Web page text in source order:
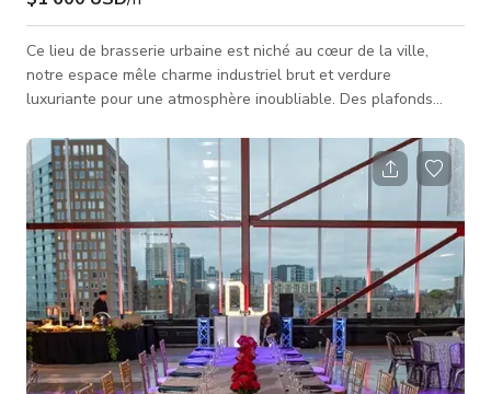
Ce lieu de brasserie urbaine est niché au cœur de la ville,
notre espace mêle charme industriel brut et verdure
luxuriante pour une atmosphère inoubliable. Des plafonds
distincte, adoucie par des plantes en cascade et une
végétation soigneusement sélectionnée dans tout l'espace.
Les invités peuvent déguster des bières artisanales
directement de notre brasserie sur place, ou profiter d'une vue
panoramique sur la ville de